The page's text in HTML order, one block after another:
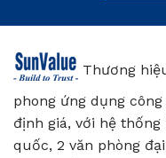
Thương
phong ứng dụng
định giá, với hệ thống
quốc, 2 văn phòng